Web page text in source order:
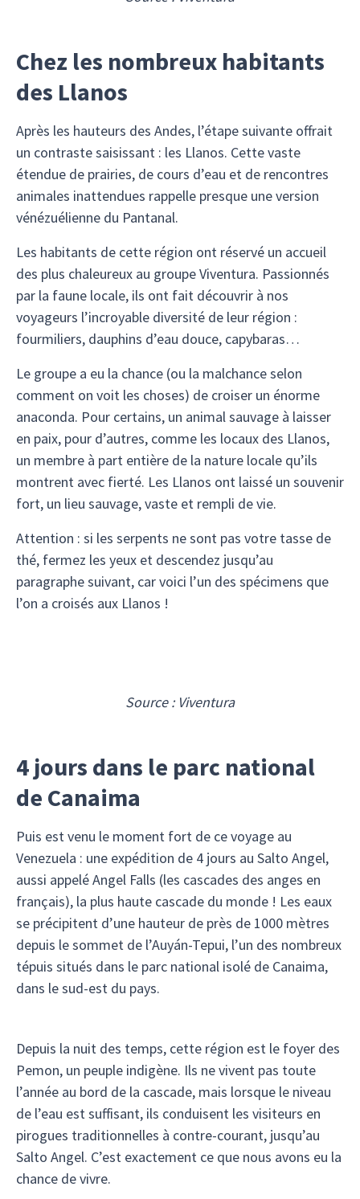
Chez les nombreux habitants
des Llanos
Après les hauteurs des Andes, l’étape suivante offrait
un contraste saisissant : les Llanos. Cette vaste
étendue de prairies, de cours d’eau et de rencontres
animales inattendues rappelle presque une version
vénézuélienne du Pantanal.
Les habitants de cette région ont réservé un accueil
des plus chaleureux au groupe Viventura. Passionnés
par la faune locale, ils ont fait découvrir à nos
voyageurs l’incroyable diversité de leur région :
fourmiliers, dauphins d’eau douce, capybaras…
Le groupe a eu la chance (ou la malchance selon
comment on voit les choses) de croiser un énorme
anaconda. Pour certains, un animal sauvage à laisser
en paix, pour d’autres, comme les locaux des Llanos,
un membre à part entière de la nature locale qu’ils
montrent avec fierté. Les Llanos ont laissé un souvenir
fort, un lieu sauvage, vaste et rempli de vie.
Attention : si les serpents ne sont pas votre tasse de
thé, fermez les yeux et descendez jusqu’au
paragraphe suivant, car voici l’un des spécimens que
l’on a croisés aux Llanos !
Source : Viventura
4 jours dans le parc national
de Canaima
Puis est venu le moment fort de ce voyage au
Venezuela : une expédition de 4 jours au Salto Angel,
aussi appelé Angel Falls (les cascades des anges en
français), la plus haute cascade du monde ! Les eaux
se précipitent d’une hauteur de près de 1000 mètres
depuis le sommet de l’Auyán-Tepui, l’un des nombreux
tépuis situés dans le parc national isolé de Canaima,
dans le sud-est du pays.
Depuis la nuit des temps, cette région est le foyer des
Pemon, un peuple indigène. Ils ne vivent pas toute
l’année au bord de la cascade, mais lorsque le niveau
de l’eau est suffisant, ils conduisent les visiteurs en
pirogues traditionnelles à contre-courant, jusqu’au
Salto Angel. C’est exactement ce que nous avons eu la
chance de vivre.